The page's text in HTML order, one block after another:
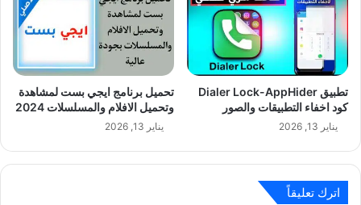
تطبيق Dialer Lock-AppHider
كود اخفاء التطبيقات والصور
يناير 13, 2026
تحميل برنامج ايجي بست لمشاهدة
وتحميل الافلام والمسلسلات 2024
يناير 13, 2026
اترك تعليقاً